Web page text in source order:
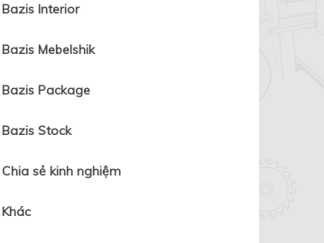
Bazis Interior
Bazis Mebelshik
Bazis Package
Bazis Stock
Chia sẻ kinh nghiệm
Khác